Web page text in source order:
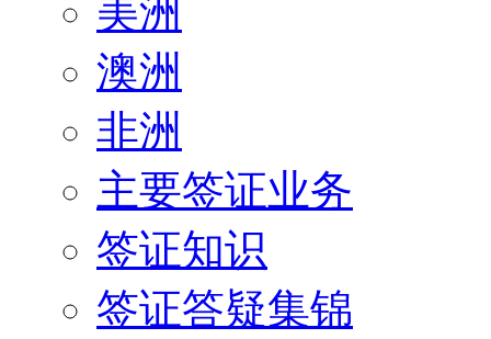
美洲
澳洲
非洲
主要签证业务
签证知识
签证答疑集锦